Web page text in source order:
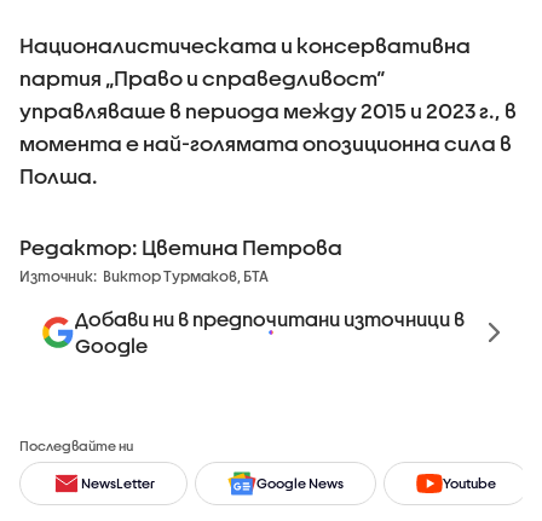
Националистическата и консервативна
партия „Право и справедливост“
управляваше в периода между 2015 и 2023 г., в
момента е най-голямата опозиционна сила в
Полша.
Редактор: Цветина Петрова
Източник: Виктор Турмаков, БТА
Добави ни в предпочитани източници в
Google
Последвайте ни
NewsLetter Google News Youtube